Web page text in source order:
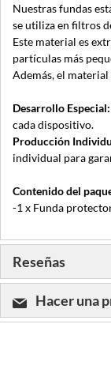
Nuestras fundas
se utiliza en filtros
Este material es
partículas más
Además, el
Desarrollo Especial:
cada dispositivo.
Producción
individual para
Contenido del
-1 x Funda
Reseñas
Hacer una